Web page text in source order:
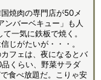
焼肉の専門店が50メ
ンバーベキュー」も人
一気に鉄板で焼く。
じがたいが・・・。
フェは、夜になるとバ
くらい、野菜サラダ
食べ放題だ。こりゃ安